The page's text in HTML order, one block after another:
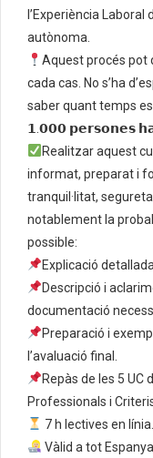
l’Experiència
autònoma.
Aquest procés pot
cada cas. No s’ha
saber quant temps
𝟭.𝟬𝟬𝟬 𝗽𝗲𝗿𝘀𝗼𝗻𝗲𝘀
Realitzar aquest
informat, preparat i
tranquil·litat,
notablement la
possible:
Explicació
Descripció i
documentació
Preparació i
l’avaluació final.
Repàs de les 5 UC
Professionals i
7 h lectives en línia.
Vàlid a tot Espanya.